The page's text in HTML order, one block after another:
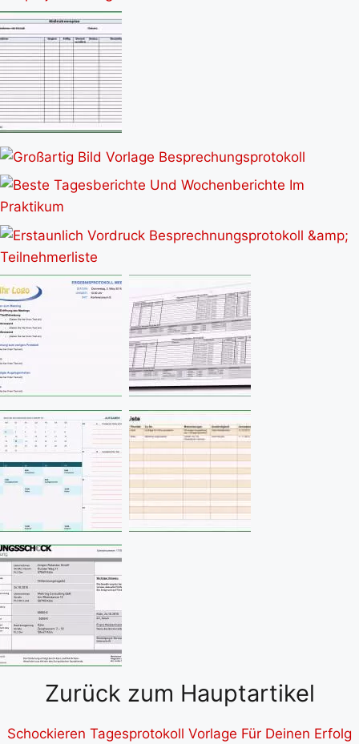
Zurück zum Hauptartikel
Schockieren Tagesprotokoll Vorlage Für Deinen Erfolg